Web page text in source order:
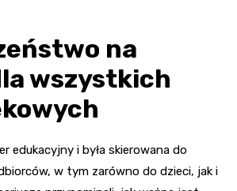
na
wszystkich
edukacyjny i była skierowana do
w tym zarówno do dzieci, jak i